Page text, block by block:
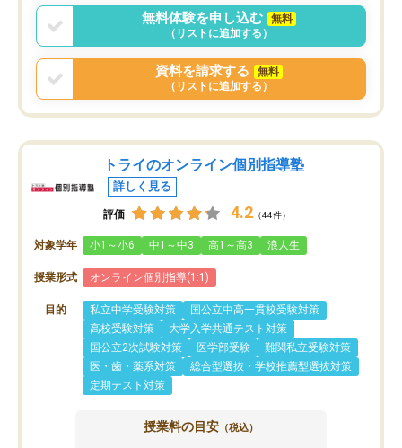
言う事で講師変更の申し出があり、あ
まりに短期での変更だった為、塾に通
う事にして退会しました。遅れも取り
戻せ、授業内容や講師の方は良かった
と思います。
無料体験を申し込む
無料
（リストに追加する）
資料を請求する
無料
（リストに追加する）
トライのオンライン個別指導塾
詳しく見る
評価 4.2 （44件）
対象学年 小1～小6 中1～中3 高1～高3 浪人生
授業形式 オンライン個別指導(1:1)
目的 私立中学受験対策
国公立中高一貫校受験対策
高校受験対策
大学入学共通テスト対策
国公立2次試験対策
医学部受験
難関私立受験対策
医・歯・薬系対策
総合型選抜・学校推薦型選抜対策
定期テスト対策
授業料の目安 （税込）